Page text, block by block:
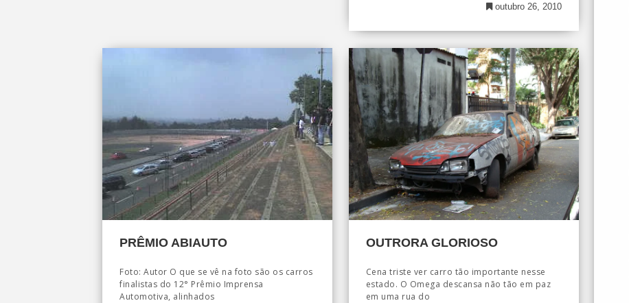
outubro 26, 2010
PRÊMIO ABIAUTO
Foto: Autor O que se vê na foto são os carros
finalistas do 12° Prêmio Imprensa
Automotiva, alinhados
OUTRORA GLORIOSO
Cena triste ver carro tão importante nesse
estado. O Omega descansa não tão em paz
em uma rua do